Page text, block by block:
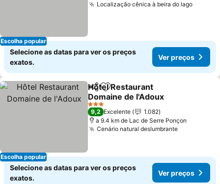
Escolha popular
Localização cênica à beira do lagoVer
Selecione as datas para ver os preços
exatos.
Ver preços
Escolha popular
PartilharAdicionar aos favoritos
Hôtel Restaurant
Domaine de l'Adoux
Ver preços
3 Estrelas
9,2 Excelente
1.082
a 9.4 km de Lac de Serre Ponçon
Cenário natural deslumbranteVer preços
Selecione as datas para ver os preços
exatos.
Ver preços